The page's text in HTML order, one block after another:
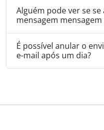
Alguém pode ver se
mensagem
É possível anular o
e-mail após um dia?